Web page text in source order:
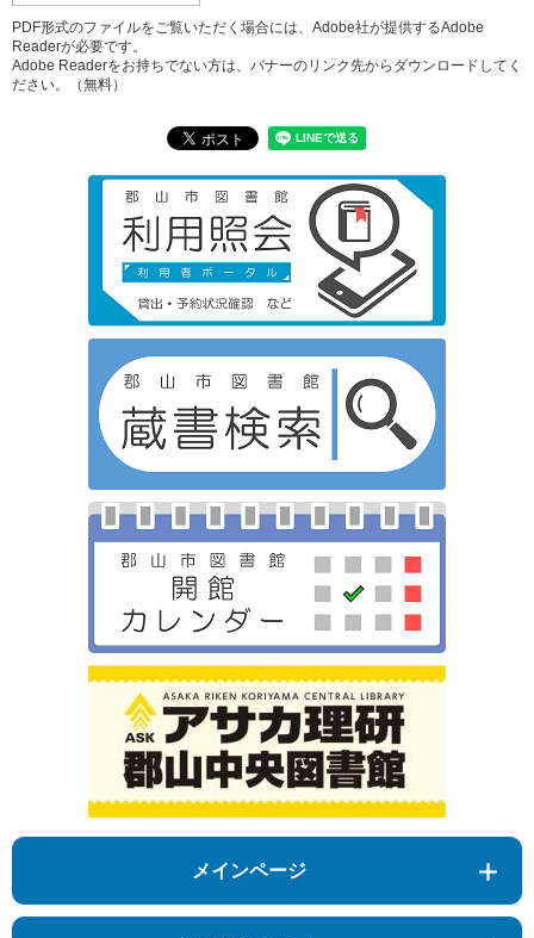
PDF形式のファイルをご覧いただく場合には、Adobe社が提供するAdobe
Readerが必要です。
Adobe Readerをお持ちでない方は、バナーのリンク先からダウンロードしてく
ださい。（無料）
メインページ